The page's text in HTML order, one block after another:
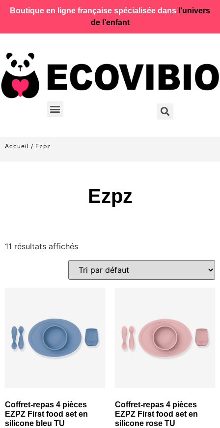
Boutique en ligne française spécialisée dans l’univers
de l’enfant
Accueil / Ezpz
Ezpz
11 résultats affichés
Coffret-repas 4 pièces
EZPZ First food set en
silicone bleu TU
Coffret-repas 4 pièces
EZPZ First food set en
silicone rose TU